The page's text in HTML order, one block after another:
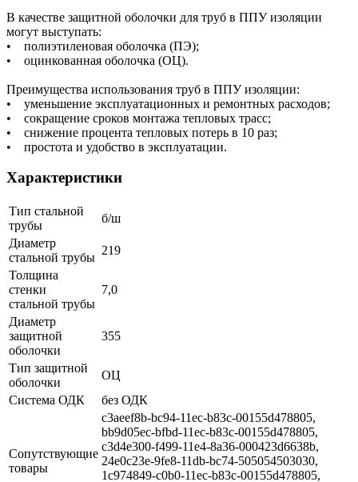
В качестве защитной оболочки для труб в ППУ изоляции
могут выступать:
• полиэтиленовая оболочка (ПЭ);
• оцинкованная оболочка (ОЦ).
Преимущества использования труб в ППУ изоляции:
• уменьшение эксплуатационных и ремонтных расходов;
• сокращение сроков монтажа тепловых трасс;
• снижение процента тепловых потерь в 10 раз;
• простота и удобство в эксплуатации.
Характеристики
Тип стальной
трубы
б/ш
Диаметр
стальной трубы
219
Толщина
стенки
стальной трубы
7,0
Диаметр
защитной
оболочки
355
Тип защитной
оболочки
ОЦ
Система ОДК
без ОДК
Сопутствующие
товары
c3aeef8b-bc94-11ec-b83c-00155d478805,
bb9d05ec-bfbd-11ec-b83c-00155d478805,
c3d4e300-f499-11e4-8a36-000423d6638b,
24e0c23e-9fe8-11db-bc74-505054503030,
1c974849-c0b0-11ec-b83c-00155d478805,